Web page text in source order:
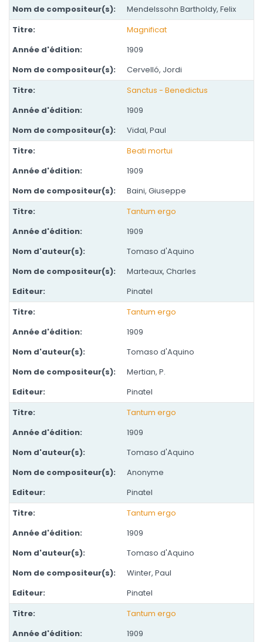
Mendelssohn Bartholdy, Felix
Magnificat
1909
Cervelló, Jordi
Sanctus - Benedictus
1909
Vidal, Paul
Beati mortui
1909
Baini, Giuseppe
Tantum ergo
1909
Tomaso d'Aquino
Marteaux, Charles
Pinatel
Tantum ergo
1909
Tomaso d'Aquino
Mertian, P.
Pinatel
Tantum ergo
1909
Tomaso d'Aquino
Anonyme
Pinatel
Tantum ergo
1909
Tomaso d'Aquino
Winter, Paul
Pinatel
Tantum ergo
1909